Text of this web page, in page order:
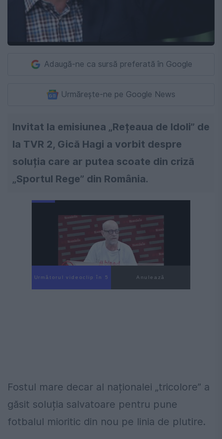
Adaugă-ne ca sursă preferată în Google
Urmărește-ne pe Google News
Invitat la emisiunea „Rețeaua de Idoli” de
la TVR 2, Gică Hagi a vorbit despre
soluția care ar putea scoate din criză
„Sportul Rege” din România.
Următorul videoclip în 4 Anulează
Fostul mare decar al naționalei „tricolore” a
găsit soluția salvatoare pentru pune
fotbalul mioritic din nou pe linia de plutire.